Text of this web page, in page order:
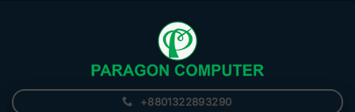
+8801322893290